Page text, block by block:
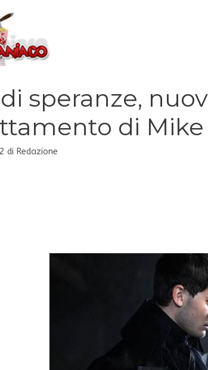
speranze,
di
di Redazione